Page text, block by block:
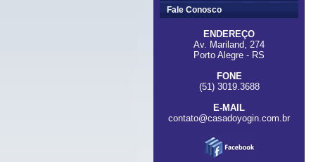
Fale Conosco
ENDEREÇO
Av. Mariland, 274
Porto Alegre - RS
FONE
(51) 3019.3688
E-MAIL
contato@casadoyogin.com.br